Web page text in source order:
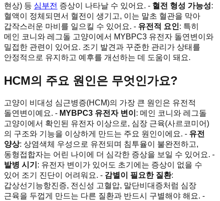
현상) 등 심부전 증상이 나타날 수 있어요. - 혈전 형성 가능성:
혈액이 정체되면서 혈전이 생기고, 이는 말초 혈관을 막아
갑작스러운 마비를 일으킬 수 있어요. - 유전적 요인: 특히
메인 코니와 레그돌 고양이에서 MYBPC3 유전자 돌연변이와
밀접한 관련이 있어요. 조기 발견과 꾸준한 관리가 상태를
안정적으로 유지하고 예후를 개선하는 데 도움이 돼요.
HCM의 주요 원인은 무엇인가요?
고양이 비대성 심근병증(HCM)의 가장 큰 원인은 유전적
돌연변이예요. - MYBPC3 유전자 변이 : 메인 코니와 레그돌
고양이에서 확인된 유전자 이상으로, 심장 근육(사르코미어)
의 구조와 기능을 이상하게 만드는 주요 원인이에요. - 유전
양상: 상염색체 우성으로 유전되며 침투율이 불완전하고,
동형접합자는 어린 나이에 더 심각한 증상을 보일 수 있어요. -
발병 시기 : 유전자 변이가 있어도 초기에는 증상이 없을 수
있어 조기 진단이 어려워요. - 감별이 필요한 질환:
갑상선기능항진증, 전신성 고혈압, 말단비대증처럼 심장
근육을 두껍게 만드는 다른 질환과 반드시 구별해야 해요. -